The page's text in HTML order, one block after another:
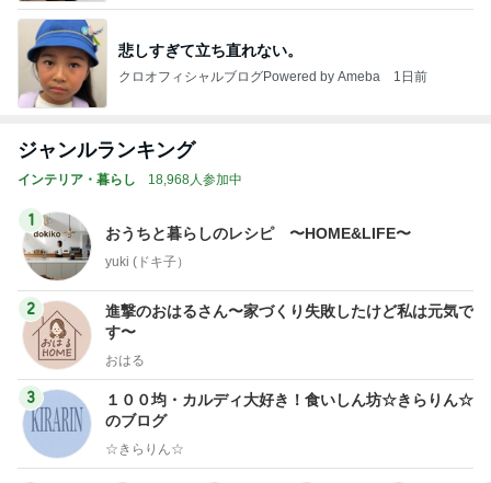
悲しすぎて立ち直れない。
クロオフィシャルブログPowered by Ameba 1日前
ジャンルランキング
インテリア・暮らし 18,968人参加中
1
おうちと暮らしのレシピ 〜HOME&LIFE〜
yuki (ドキ子）
2
進撃のおはるさん〜家づくり失敗したけど私は元気で
す〜
おはる
3
１００均・カルディ大好き！食いしん坊☆きらりん☆
のブログ
☆きらりん☆